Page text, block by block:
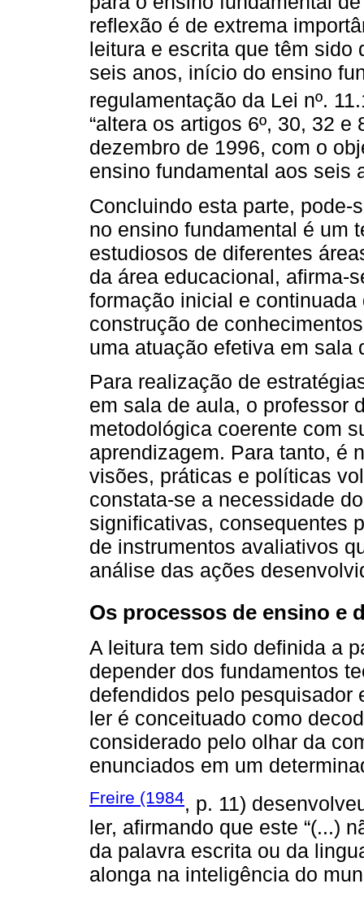
reflexão é de extrema
leitura e escrita que têm sido
seis anos, início do ensino
regulamentação da Lei nº.
“altera os artigos 6º, 30, 32
dezembro de 1996, com o
ensino fundamental aos seis
Concluindo esta parte, pode-
no ensino fundamental é um
estudiosos de diferentes
da área educacional, afirma-
formação inicial e
construção de
uma atuação efetiva em sala
Para realização de
em sala de aula, o professor
metodológica coerente com
aprendizagem. Para tanto, é
visões, práticas e políticas
constata-se a necessidade
significativas, consequentes
de instrumentos avaliativos
análise das ações
Os processos de ensino e
A leitura tem sido definida a
depender dos fundamentos
defendidos pelo pesquisador
ler é conceituado como
considerado pelo olhar da
enunciados em um
Freire (1984, p. 11)
ler, afirmando que este “(...)
da palavra escrita ou da
alonga na inteligência do